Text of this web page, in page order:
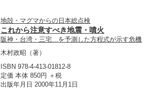
地殻・マグマからの日本総点検
これから注意すべき地震・噴火
阪神・台湾・三宅…を予測した方程式が示す危機
木村政昭 （著）
ISBN 978-4-413-01812-8
定価 本体 850円 ＋税
出版年月日 2000年11月1日